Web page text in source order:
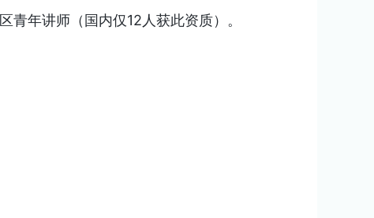
年讲师（国内仅12人获此资质）。